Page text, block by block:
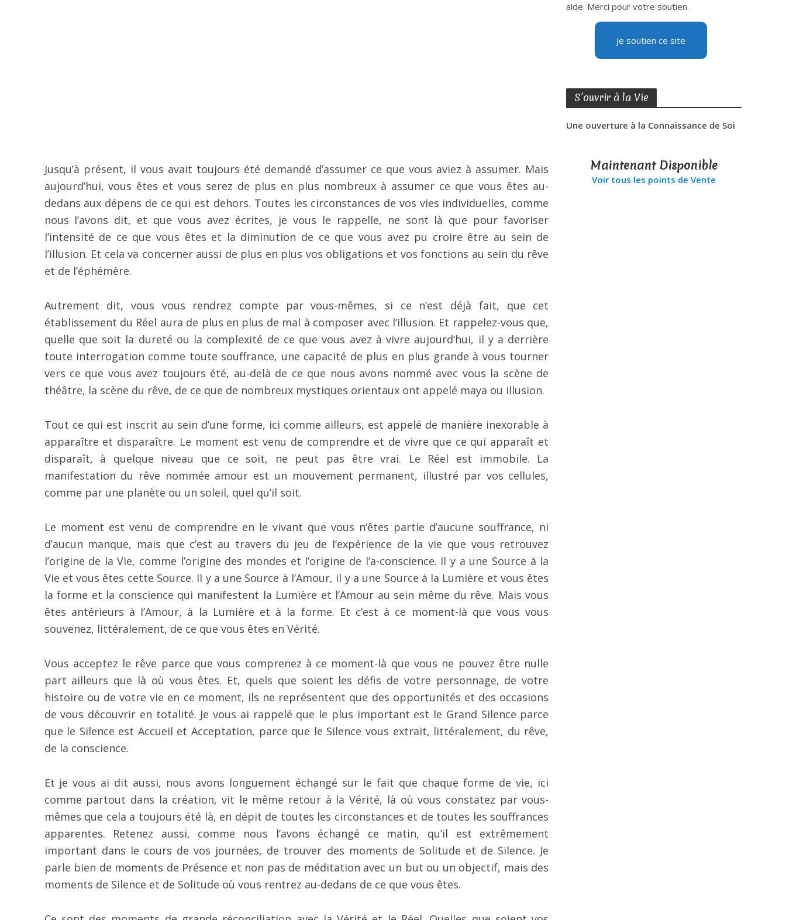
Jusqu’à présent, il vous avait toujours été demandé d’assumer ce que vous aviez à assumer. Mais
aujourd’hui, vous êtes et vous serez de plus en plus nombreux à assumer ce que vous êtes au-
dedans aux dépens de ce qui est dehors. Toutes les circonstances de vos vies individuelles, comme
nous l’avons dit, et que vous avez écrites, je vous le rappelle, ne sont là que pour favoriser
l’intensité de ce que vous êtes et la diminution de ce que vous avez pu croire être au sein de
l’illusion. Et cela va concerner aussi de plus en plus vos obligations et vos fonctions au sein du rêve
et de l’éphémère.
Autrement dit, vous vous rendrez compte par vous-mêmes, si ce n’est déjà fait, que cet
établissement du Réel aura de plus en plus de mal à composer avec l’illusion. Et rappelez-vous que,
quelle que soit la dureté ou la complexité de ce que vous avez à vivre aujourd’hui, il y a derrière
toute interrogation comme toute souffrance, une capacité de plus en plus grande à vous tourner
vers ce que vous avez toujours été, au-delà de ce que nous avons nommé avec vous la scène de
théâtre, la scène du rêve, de ce que de nombreux mystiques orientaux ont appelé maya ou illusion.
Tout ce qui est inscrit au sein d’une forme, ici comme ailleurs, est appelé de manière inexorable à
apparaître et disparaître. Le moment est venu de comprendre et de vivre que ce qui apparaît et
disparaît, à quelque niveau que ce soit, ne peut pas être vrai. Le Réel est immobile. La
manifestation du rêve nommée amour est un mouvement permanent, illustré par vos cellules,
comme par une planète ou un soleil, quel qu’il soit.
Le moment est venu de comprendre en le vivant que vous n’êtes partie d’aucune souffrance, ni
d’aucun manque, mais que c’est au travers du jeu de l’expérience de la vie que vous retrouvez
l’origine de la Vie, comme l’origine des mondes et l’origine de l’a-conscience. Il y a une Source à la
Vie et vous êtes cette Source. Il y a une Source à l’Amour, il y a une Source à la Lumière et vous êtes
la forme et la conscience qui manifestent la Lumière et l’Amour au sein même du rêve. Mais vous
êtes antérieurs à l’Amour, à la Lumière et à la forme. Et c’est à ce moment-là que vous vous
souvenez, littéralement, de ce que vous êtes en Vérité.
Vous acceptez le rêve parce que vous comprenez à ce moment-là que vous ne pouvez être nulle
part ailleurs que là où vous êtes. Et, quels que soient les défis de votre personnage, de votre
histoire ou de votre vie en ce moment, ils ne représentent que des opportunités et des occasions
de vous découvrir en totalité. Je vous ai rappelé que le plus important est le Grand Silence parce
que le Silence est Accueil et Acceptation, parce que le Silence vous extrait, littéralement, du rêve,
de la conscience.
Et je vous ai dit aussi, nous avons longuement échangé sur le fait que chaque forme de vie, ici
comme partout dans la création, vit le même retour à la Vérité, là où vous constatez par vous-
mêmes que cela a toujours été là, en dépit de toutes les circonstances et de toutes les souffrances
apparentes. Retenez aussi, comme nous l’avons échangé ce matin, qu’il est extrêmement
important dans le cours de vos journées, de trouver des moments de Solitude et de Silence. Je
parle bien de moments de Présence et non pas de méditation avec un but ou un objectif, mais des
moments de Silence et de Solitude où vous rentrez au-dedans de ce que vous êtes.
aide. Merci pour votre soutien.
Je soutien ce site
S’ouvrir à la Vie
Une ouverture à la Connaissance de Soi
Maintenant Disponible
Voir tous les points de Vente